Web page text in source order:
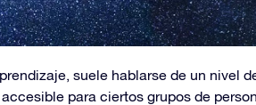
suele hablarse de un nivel
para ciertos grupos de